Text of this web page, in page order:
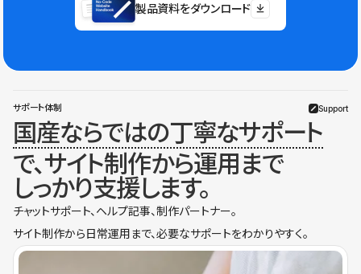
製品資料をダウンロード
サポート体制 Support
国産ならではの丁寧なサポート
で、サイト制作から運用まで
しっかり支援します。
チャットサポート、ヘルプ記事、制作パートナー。
サイト制作から日常運用まで、必要なサポートをわかりやすく。